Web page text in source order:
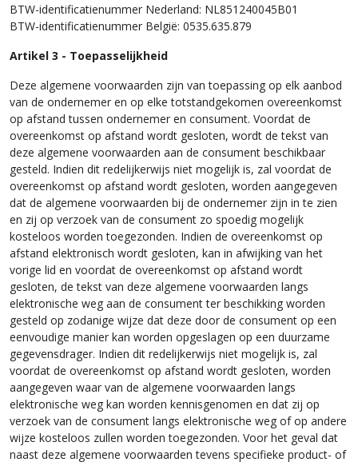
BTW-identificatienummer Nederland: NL851240045B01
BTW-identificatienummer België: 0535.635.879
Artikel 3 - Toepasselijkheid
Deze algemene voorwaarden zijn van toepassing op elk aanbod
van de ondernemer en op elke totstandgekomen overeenkomst
op afstand tussen ondernemer en consument. Voordat de
overeenkomst op afstand wordt gesloten, wordt de tekst van
deze algemene voorwaarden aan de consument beschikbaar
gesteld. Indien dit redelijkerwijs niet mogelijk is, zal voordat de
overeenkomst op afstand wordt gesloten, worden aangegeven
dat de algemene voorwaarden bij de ondernemer zijn in te zien
en zij op verzoek van de consument zo spoedig mogelijk
kosteloos worden toegezonden. Indien de overeenkomst op
afstand elektronisch wordt gesloten, kan in afwijking van het
vorige lid en voordat de overeenkomst op afstand wordt
gesloten, de tekst van deze algemene voorwaarden langs
elektronische weg aan de consument ter beschikking worden
gesteld op zodanige wijze dat deze door de consument op een
eenvoudige manier kan worden opgeslagen op een duurzame
gegevensdrager. Indien dit redelijkerwijs niet mogelijk is, zal
voordat de overeenkomst op afstand wordt gesloten, worden
aangegeven waar van de algemene voorwaarden langs
elektronische weg kan worden kennisgenomen en dat zij op
verzoek van de consument langs elektronische weg of op andere
wijze kosteloos zullen worden toegezonden. Voor het geval dat
naast deze algemene voorwaarden tevens specifieke product- of